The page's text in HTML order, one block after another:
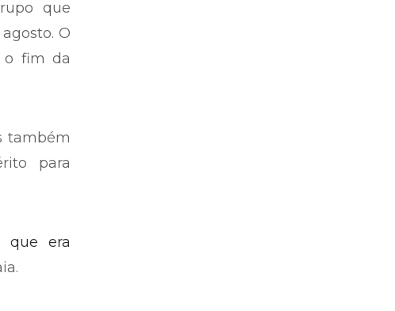
que
O
o fim da
também
para
que era